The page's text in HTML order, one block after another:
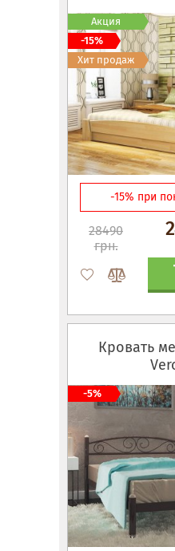
-15% при
28490
грн.
Акция
-15%
Хит продаж
Кровать
-5%